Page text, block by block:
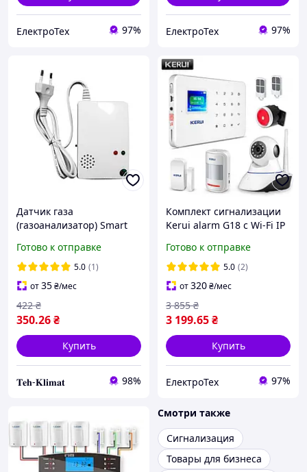
ЕлектроТех 97% ЕлектроТех 97%
Датчик газа
(газоанализатор) Smart
сигнализации
Готово к отправке
5.0 (1)
от35₴/мес
350.26₴
422 ₴
Купить
𝐓𝐞𝐡-𝐊𝐥𝐢𝐦𝐚𝐭 98%
Комплект сигнализации
Kerui alarm G18 с Wi-Fi IP
месяца!
Готово к отправке
5.0 (2)
от320₴/мес
3 199.65₴
3 855 ₴
Купить
ЕлектроТех 97%
Смотри также
Сигнализация
Товары для бизнеса